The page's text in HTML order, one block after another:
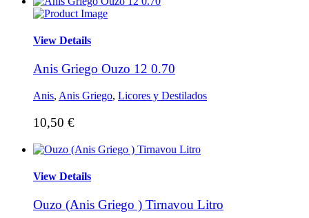
View Details
Anis Griego Ouzo 12 0.70
Anis, Anis Griego, Licores y Destilados
10,50 €
View Details
Ouzo (Anis Griego ) Tirnavou Litro